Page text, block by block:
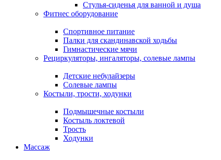
Стулья-сиденья для ванной и душа
Фитнес оборудование
Спортивное питание
Палки для скандинавской ходьбы
Гимнастические мячи
Рециркуляторы, ингаляторы, солевые лампы
Детские небулайзеры
Солевые лампы
Костыли, трости, ходунки
Подмышечные костыли
Костыль локтевой
Трость
Ходунки
Массаж